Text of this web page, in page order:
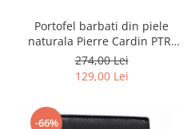
Portofel barbati din piele
naturala Pierre Cardin PTR-
8806 TILAK51
274,00 Lei
129,00 Lei
-66%